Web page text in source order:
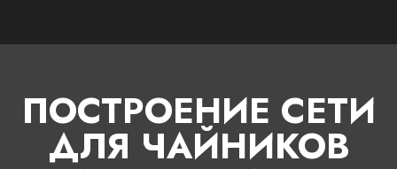
ПОСТРОЕНИЕ СЕТИ
ДЛЯ ЧАЙНИКОВ